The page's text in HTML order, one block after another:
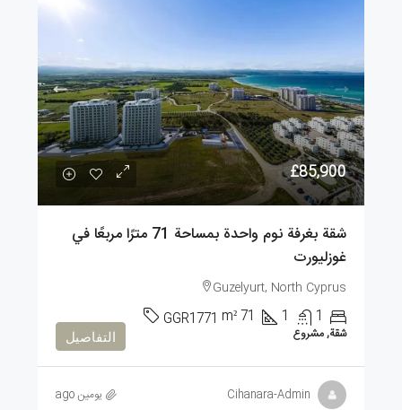
£85,900
شقة بغرفة نوم واحدة بمساحة 71 مترًا مربعًا في
غوزليورت
Guzelyurt, North Cyprus
1
1
71
m²
GGR1771
شقة, مشروع التفاصيل
Cihanara-Admin يومين ago